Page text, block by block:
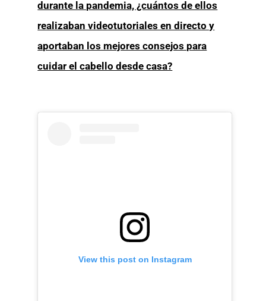
durante la pandemia, ¿cuántos de ellos
realizaban videotutoriales en directo y
aportaban los mejores consejos para
cuidar el cabello desde casa?
View this post on Instagram